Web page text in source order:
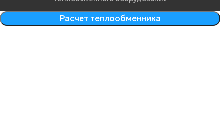
Расчет теплообменника